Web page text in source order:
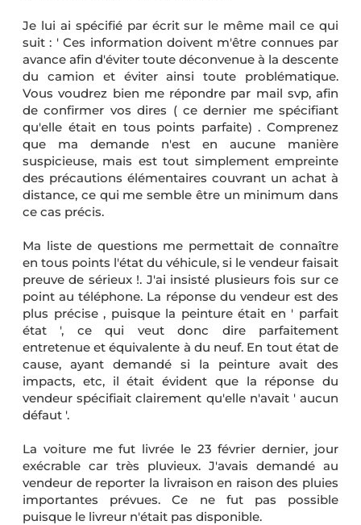
Je lui ai spécifié par écrit sur le même mail ce qui
suit : ' Ces information doivent m'être connues par
avance afin d'éviter toute déconvenue à la descente
du camion et éviter ainsi toute problématique.
Vous voudrez bien me répondre par mail svp, afin
de confirmer vos dires ( ce dernier me spécifiant
qu'elle était en tous points parfaite) . Comprenez
que ma demande n'est en aucune manière
suspicieuse, mais est tout simplement empreinte
des précautions élémentaires couvrant un achat à
distance, ce qui me semble être un minimum dans
ce cas précis.
Ma liste de questions me permettait de connaître
en tous points l'état du véhicule, si le vendeur faisait
preuve de sérieux !. J'ai insisté plusieurs fois sur ce
point au téléphone. La réponse du vendeur est des
plus précise , puisque la peinture était en ' parfait
état ', ce qui veut donc dire parfaitement
entretenue et équivalente à du neuf. En tout état de
cause, ayant demandé si la peinture avait des
impacts, etc, il était évident que la réponse du
vendeur spécifiait clairement qu'elle n'avait ' aucun
défaut '.
La voiture me fut livrée le 23 février dernier, jour
exécrable car très pluvieux. J'avais demandé au
vendeur de reporter la livraison en raison des pluies
importantes prévues. Ce ne fut pas possible
puisque le livreur n'était pas disponible.